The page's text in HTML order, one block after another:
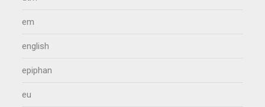
em
english
epiphan
eu